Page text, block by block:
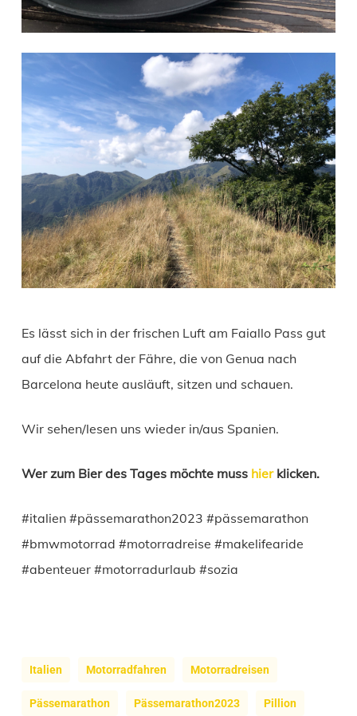
Es lässt sich in der frischen Luft am Faiallo Pass gut
auf die Abfahrt der Fähre, die von Genua nach
Barcelona heute ausläuft, sitzen und schauen.
Wir sehen/lesen uns wieder in/aus Spanien.
Wer zum Bier des Tages möchte muss hierklicken.
#italien #pässemarathon2023 #pässemarathon
#bmwmotorrad #motorradreise #makelifearide
#abenteuer #motorradurlaub #sozia
Italien Motorradfahren Motorradreisen
Pässemarathon Pässemarathon2023 Pillion